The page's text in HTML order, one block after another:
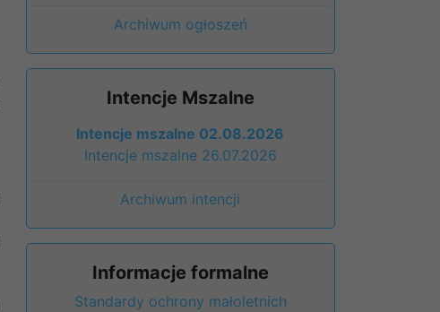
Archiwum ogłoszeń
Intencje Mszalne
Intencje mszalne 02.08.2026
Intencje mszalne 26.07.2026
Archiwum intencji
Informacje formalne
Standardy ochrony małoletnich